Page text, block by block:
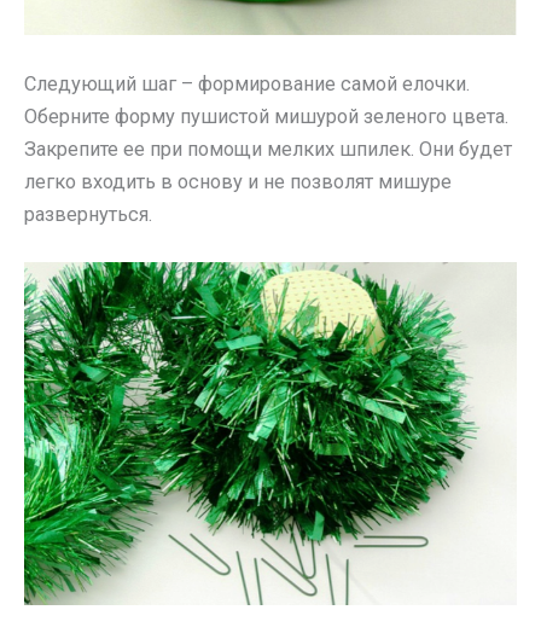
Следующий шаг – формирование самой елочки.
Оберните форму пушистой мишурой зеленого цвета.
Закрепите ее при помощи мелких шпилек. Они будет
легко входить в основу и не позволят мишуре
развернуться.